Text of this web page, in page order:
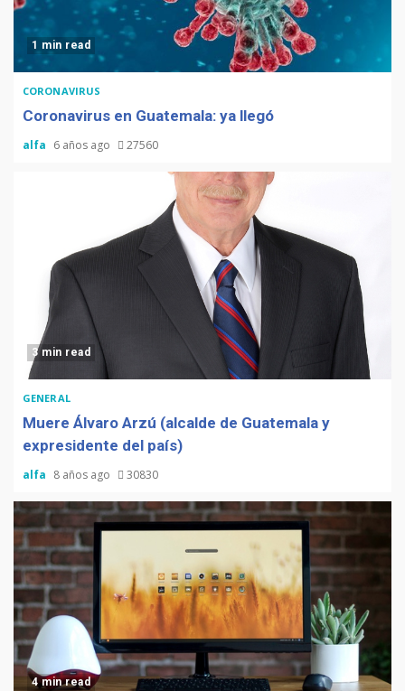
1 min read
CORONAVIRUS
Coronavirus en Guatemala: ya llegó
alfa 6 años ago 27560
3 min read
GENERAL
Muere Álvaro Arzú (alcalde de Guatemala y
expresidente del país)
alfa 8 años ago 30830
4 min read